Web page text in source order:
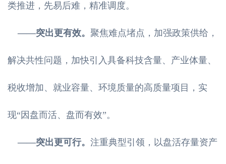
类推进，先易后难，精准调度。
——突出更有效。 聚焦难点堵点，加强政策供给，
解决共性问题，加快引入具备科技含量、产业体量、
税收增加、就业容量、环境质量的高质量项目，实
现“因盘而活、盘而有效”。
——突出更可行。 注重典型引领，以盘活存量资产